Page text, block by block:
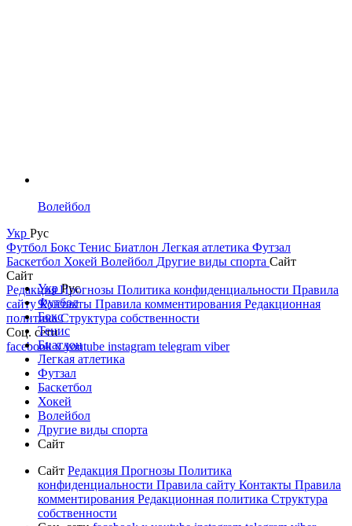
Волейбол
Укр Рус
Футбол Бокс Тенис Биатлон Легкая атлетика Футзал
Баскетбол Хокей Волейбол Другие виды спорта Сайт
Сайт
РедакцияПрогнозы Политика конфиденциальности Правила
сайтуКонтакты Правила комментирования Редакционная
политикаСтруктура собственности
Соц. сети
facebookxyoutube instagram telegram viber
УкрРус
Футбол
Бокс
Тенис
Биатлон
Легкая атлетика
Футзал
Баскетбол
Хокей
Волейбол
Другие виды спорта
Сайт
Сайт Редакция Прогнозы Политика
конфиденциальности Правила сайту Контакты Правила
комментирования Редакционная политика Структура
собственности